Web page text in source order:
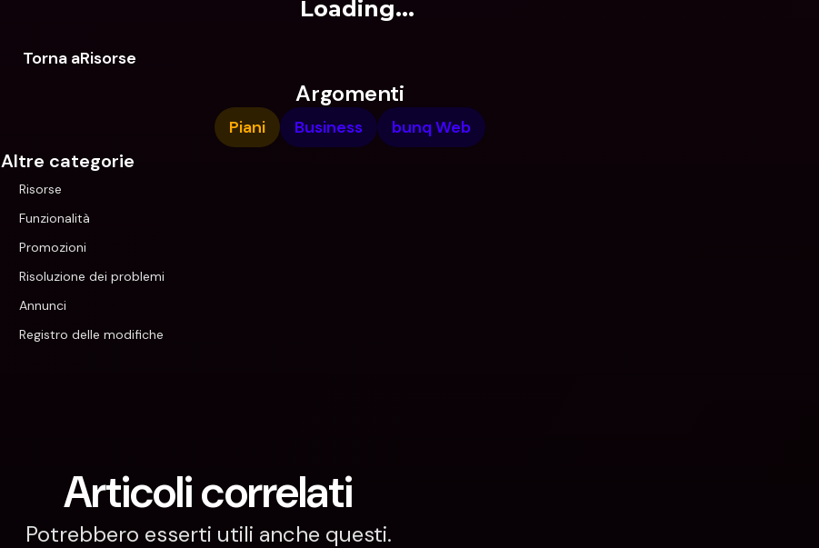
Loading...
Torna aRisorse
Argomenti
Piani Business bunq Web
Altre categorie
Risorse
Funzionalità
Promozioni
Risoluzione dei problemi
Annunci
Registro delle modifiche
Articoli correlati
Potrebbero esserti utili anche questi.